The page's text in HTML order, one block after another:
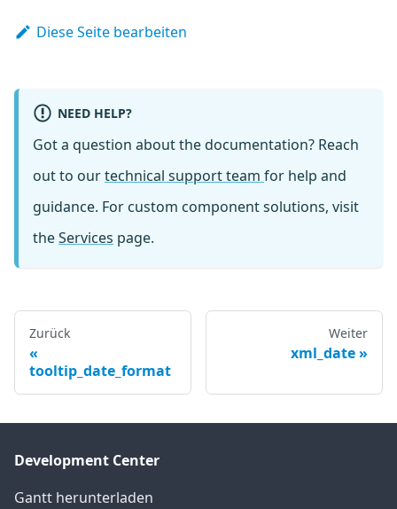
Diese Seite bearbeiten
NEED HELP?
Got a question about the documentation? Reach
out to ourtechnical support team for help and
guidance. For custom component solutions, visit
theServices page.
Zurück
tooltip_date_format
Weiter
xml_date
Development Center
Gantt herunterladen